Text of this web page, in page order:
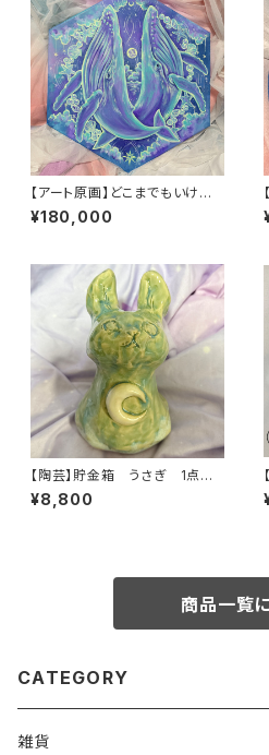
【アート原画】どこまでもいける
クジラ １点物 手描き アクリ
ル画 六角形
¥180,000
【陶芸】貯金箱 うさぎ 1点も
の 約13cm
¥8,800
商品一覧
CATEGORY
雑貨